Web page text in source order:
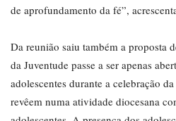
de aprofundamento da fé”,
Da reunião saiu também a proposta
da Juventude passe a ser apenas
adolescentes durante a celebração
revêem numa atividade diocesana